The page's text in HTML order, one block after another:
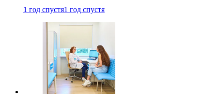
1 год спустя1 год спустя